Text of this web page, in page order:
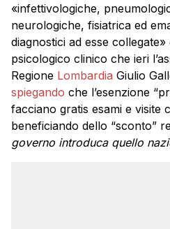
«infettivologiche,
neurologiche, fisiatrica ed
diagnostici ad esse
psicologico clinico che ieri
Regione Lombardia Giulio
spiegando che l’esenzione
facciano gratis esami e visite
beneficiando dello “sconto”
governo introduca quello